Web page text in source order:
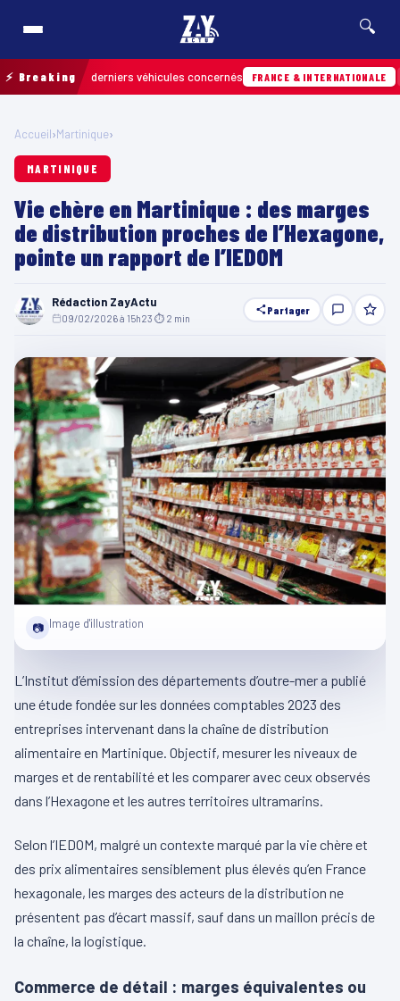
🔍
⚡ Breaking
les derniers véhicules concernés FRANCE & INTERNATIONALE Hier ·
Accueil›Martinique›
MARTINIQUE
Vie chère en Martinique : des marges
de distribution proches de l’Hexagone,
pointe un rapport de l’IEDOM
Rédaction ZayActu
09/02/2026 à 15h23 ⏱ 2 min
Partager
📷 Image d'illustration
L’Institut d’émission des départements d’outre-mer a publié
une étude fondée sur les données comptables 2023 des
entreprises intervenant dans la chaîne de distribution
alimentaire en Martinique. Objectif, mesurer les niveaux de
marges et de rentabilité et les comparer avec ceux observés
dans l’Hexagone et les autres territoires ultramarins.
Selon l’IEDOM, malgré un contexte marqué par la vie chère et
des prix alimentaires sensiblement plus élevés qu’en France
hexagonale, les marges des acteurs de la distribution ne
présentent pas d’écart massif, sauf dans un maillon précis de
la chaîne, la logistique.
Commerce de détail : marges équivalentes ou